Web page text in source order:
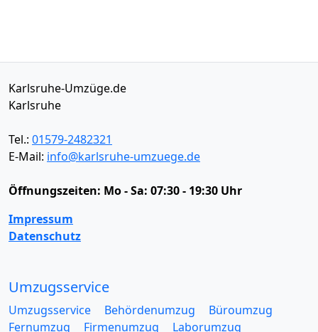
Karlsruhe-Umzüge.de
Karlsruhe
Tel.: 01579-2482321
E-Mail: info@karlsruhe-umzuege.de
Öffnungszeiten: Mo - Sa: 07:30 - 19:30 Uhr
Impressum
Datenschutz
Umzugsservice
Umzugsservice Behördenumzug
Büroumzug
Fernumzug
Firmenumzug
Laborumzug